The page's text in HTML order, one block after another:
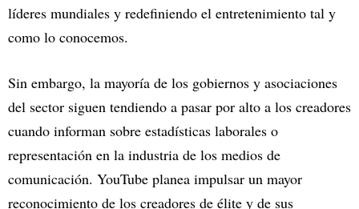
líderes mundiales y redefiniendo el entretenimiento tal y
como lo conocemos.
Sin embargo, la mayoría de los gobiernos y asociaciones
del sector siguen tendiendo a pasar por alto a los creadores
cuando informan sobre estadísticas laborales o
representación en la industria de los medios de
comunicación. YouTube planea impulsar un mayor
reconocimiento de los creadores de élite y de sus